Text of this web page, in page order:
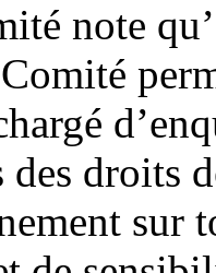
note
des droits
sur